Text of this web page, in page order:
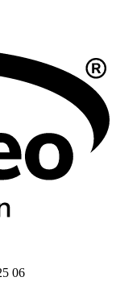
06